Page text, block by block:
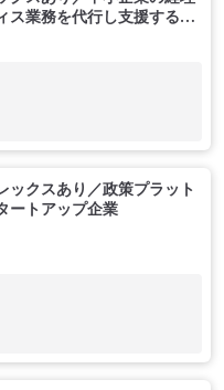
ス業務を代行し支援する企
ックスあり／政策プラット
ートアップ企業